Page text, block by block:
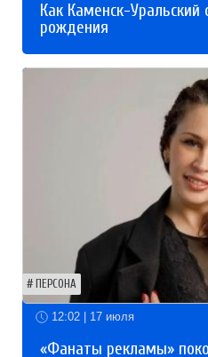
Как Каменск-
рождения
ПЕРСОНА
12:02 | 17 июля
«Фанаты рекламы»